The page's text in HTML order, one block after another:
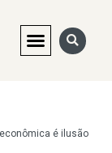
é ilusão